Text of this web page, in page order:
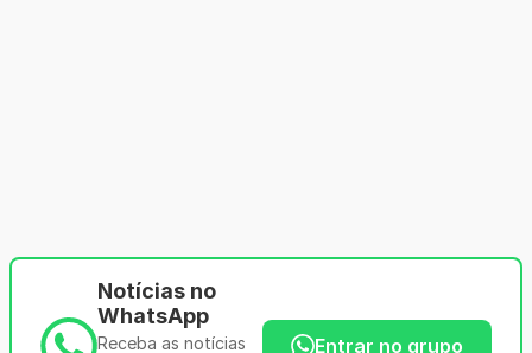
Notícias no
WhatsApp
Receba as notícias
Entrar no grupo